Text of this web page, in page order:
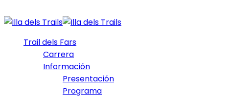
Trail dels Fars
Carrera
Información
Presentación
Programa